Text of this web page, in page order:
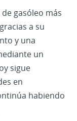
gasóleo más
a su
y una
un
sigue
en
habiendo